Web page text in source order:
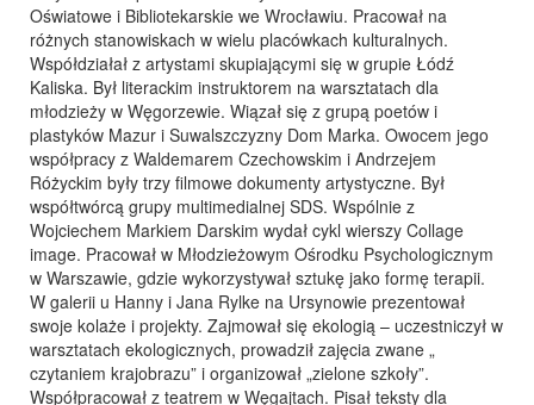
Oświatowe i Bibliotekarskie we Wrocławiu. Pracował na
różnych stanowiskach w wielu placówkach kulturalnych.
Współdziałał z artystami skupiającymi się w grupie Łódź
Kaliska. Był literackim instruktorem na warsztatach dla
młodzieży w Węgorzewie. Wiązał się z grupą poetów i
plastyków Mazur i Suwalszczyzny Dom Marka. Owocem jego
współpracy z Waldemarem Czechowskim i Andrzejem
Różyckim były trzy filmowe dokumenty artystyczne. Był
współtwórcą grupy multimedialnej SDS. Wspólnie z
Wojciechem Markiem Darskim wydał cykl wierszy Collage
image. Pracował w Młodzieżowym Ośrodku Psychologicznym
w Warszawie, gdzie wykorzystywał sztukę jako formę terapii.
W galerii u Hanny i Jana Rylke na Ursynowie prezentował
swoje kolaże i projekty. Zajmował się ekologią – uczestniczył w
warsztatach ekologicznych, prowadził zajęcia zwane „
czytaniem krajobrazu” i organizował „zielone szkoły”.
Współpracował z teatrem w Węgajtach. Pisał teksty dla